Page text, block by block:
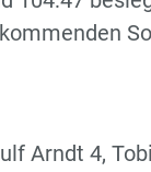
Arndt 4,